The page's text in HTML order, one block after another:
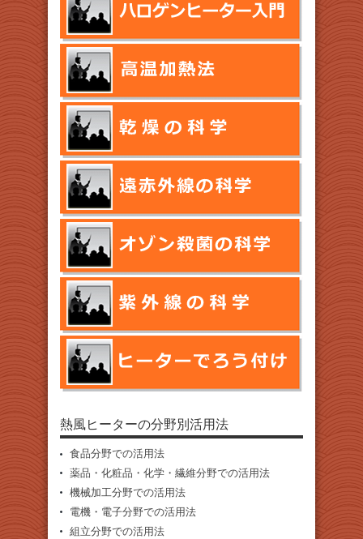
熱風ヒーターの分野別活用法
食品分野での活用法
薬品・化粧品・化学・繊維分野での活用法
機械加工分野での活用法
電機・電子分野での活用法
組立分野での活用法